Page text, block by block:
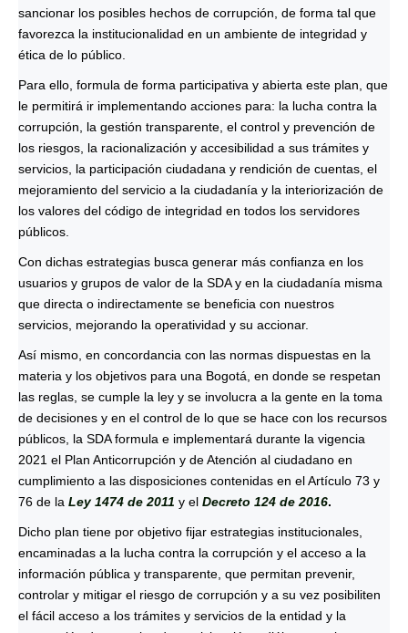
sancionar los posibles hechos de corrupción, de forma tal que
favorezca la institucionalidad en un ambiente de integridad y
ética de lo público.
Para ello, formula de forma participativa y abierta este plan, que
le permitirá ir implementando acciones para: la lucha contra la
corrupción, la gestión transparente, el control y prevención de
los riesgos, la racionalización y accesibilidad a sus trámites y
servicios, la participación ciudadana y rendición de cuentas, el
mejoramiento del servicio a la ciudadanía y la interiorización de
los valores del código de integridad en todos los servidores
públicos.
Con dichas estrategias busca generar más confianza en los
usuarios y grupos de valor de la SDA y en la ciudadanía misma
que directa o indirectamente se beneficia con nuestros
servicios, mejorando la operatividad y su accionar.
Así mismo, en concordancia con las normas dispuestas en la
materia y los objetivos para una Bogotá, en donde se respetan
las reglas, se cumple la ley y se involucra a la gente en la toma
de decisiones y en el control de lo que se hace con los recursos
públicos, la SDA formula e implementará durante la vigencia
2021 el Plan Anticorrupción y de Atención al ciudadano en
cumplimiento a las disposiciones contenidas en el Artículo 73 y
76 de la Ley 1474 de 2011 y el Decreto 124 de 2016.
Dicho plan tiene por objetivo fijar estrategias institucionales,
encaminadas a la lucha contra la corrupción y el acceso a la
información pública y transparente, que permitan prevenir,
controlar y mitigar el riesgo de corrupción y a su vez posibiliten
el fácil acceso a los trámites y servicios de la entidad y la